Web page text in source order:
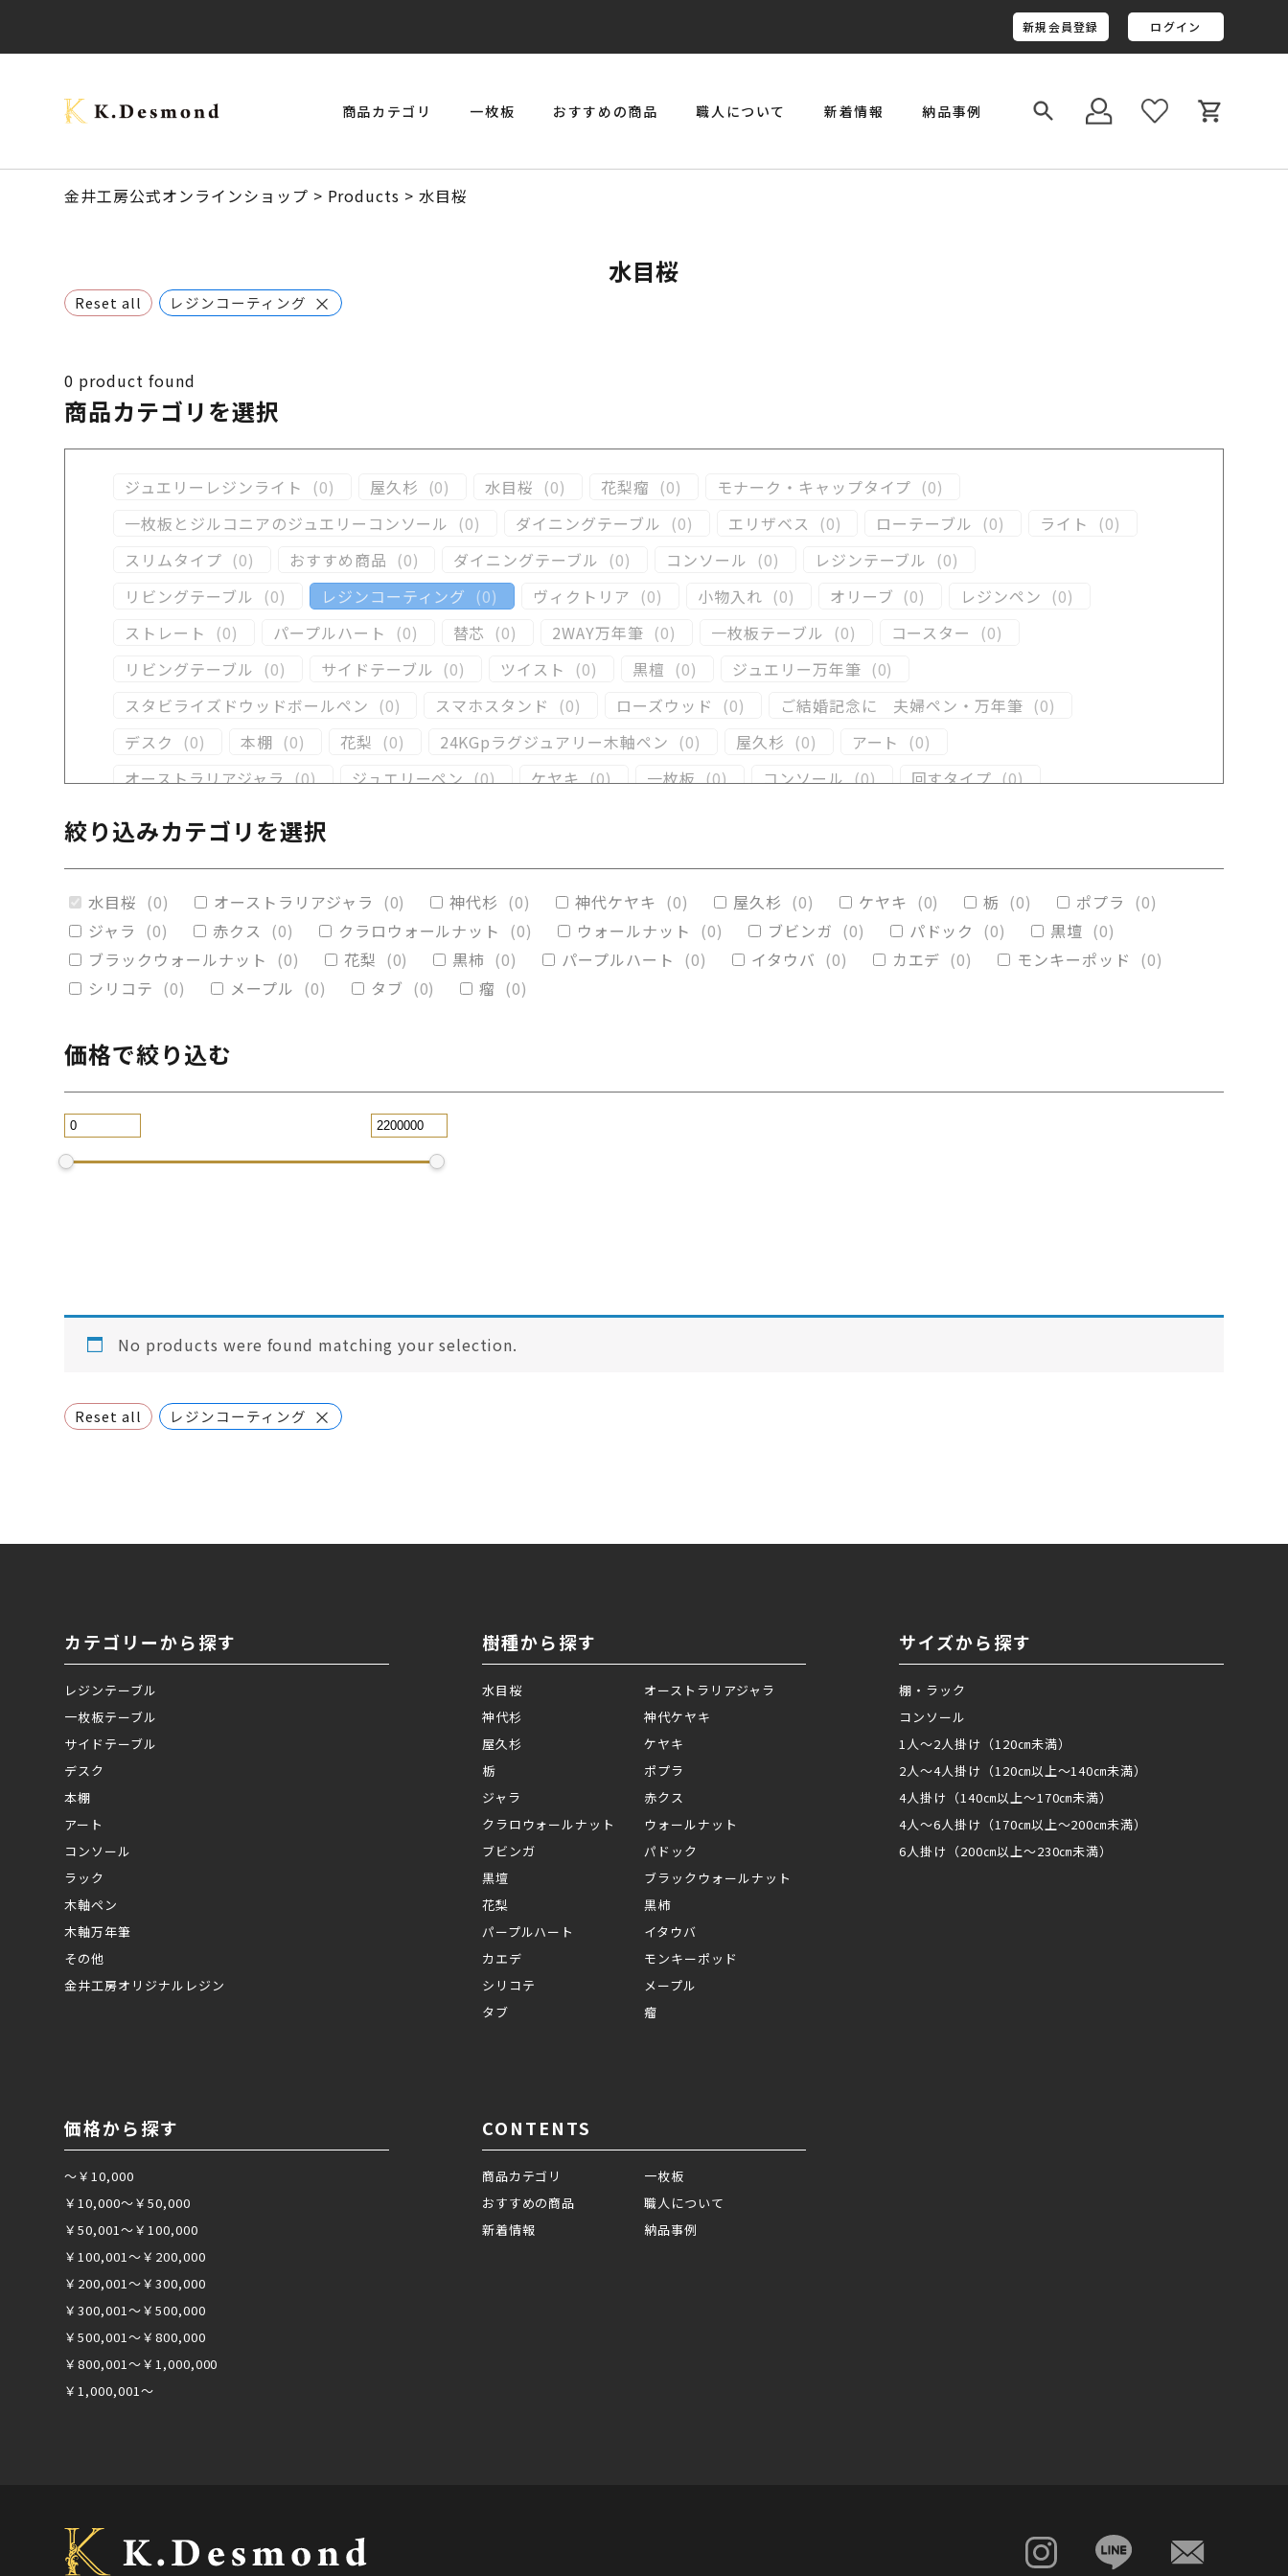
新規会員登録 ログイン
商品カテゴリ 一枚板 おすすめの商品 職人について 新着情報 納品事例
金井工房公式オンラインショップ > Products >水目桜
水目桜
Reset all レジンコーティング ×
0 product found
商品カテゴリを選択
ジュエリーレジンライト (0) 屋久杉 (0) 水目桜 (0) 花梨瘤 (0) モナーク・キャップタイプ (0)
一枚板とジルコニアのジュエリーコンソール (0) ダイニングテーブル (0) エリザベス (0) ローテーブル (0) ライト (0)
スリムタイプ (0) おすすめ商品 (0) ダイニングテーブル (0) コンソール (0) レジンテーブル (0)
リビングテーブル (0) レジンコーティング (0) ヴィクトリア (0) 小物入れ (0) オリーブ (0) レジンペン (0)
ストレート
(0) パープルハート (0) 替芯 (0) 2WAY万年筆 (0) 一枚板テーブル (0) コースター (0)
リビングテーブル (0) サイドテーブル (0) ツイスト (0) 黒檀 (0) ジュエリー万年筆 (0)
スタビライズドウッドボールペン (0) スマホスタンド (0) ローズウッド (0) ご結婚記念に 夫婦ペン・万年筆 (0)
デスク
(0) 本棚 (0) 花梨 (0) 24KGpラグジュアリー木軸ペン (0) 屋久杉 (0) アート (0)
オーストラリアジャラ (0) ジュエリーペン (0) ケヤキ (0) 一枚板 (0) コンソール (0) 回すタイプ (0)
クラロウォールナット
0
ブラックウォールナット
(0) カイヅカイブキ ) モンキーポッド (0 楠木 (0)
絞り込みカテゴリを選択
水目桜 (0) オーストラリアジャラ (0) 神代杉 (0) 神代ケヤキ (0) 屋久杉 (0) ケヤキ (0) 栃 (0) ポプラ (0)
ジャラ (0) 赤クス (0) クラロウォールナット (0) ウォールナット (0) ブビンガ (0) パドック (0) 黒壇 (0)
ブラックウォールナット (0) 花梨 (0) 黒柿 (0) パープルハート (0) イタウバ (0) カエデ (0) モンキーポッド (0)
シリコテ (0) メープル (0) タブ (0) 瘤 (0)
価格で絞り込む
No products were found matching your selection.
Reset all レジンコーティング ×
カテゴリーから探す
レジンテーブル
一枚板テーブル
サイドテーブル
デスク
本棚
アート
コンソール
ラック
木軸ペン
木軸万年筆
その他
金井工房オリジナルレジン
樹種から探す
水目桜
オーストラリアジャラ
神代杉
神代ケヤキ
屋久杉
ケヤキ
栃
ポプラ
ジャラ
赤クス
クラロウォールナット
ウォールナット
ブビンガ
パドック
黒壇
ブラックウォールナット
花梨
黒柿
パープルハート
イタウバ
カエデ
モンキーポッド
シリコテ
メープル
タブ
瘤
サイズから探す
棚・ラック
コンソール
1人～2人掛け（120㎝未満）
2人～4人掛け（120㎝以上～140㎝未満）
4人掛け（140㎝以上～170㎝未満）
4人～6人掛け（170㎝以上～200㎝未満）
6人掛け（200㎝以上～230㎝未満）
価格から探す
～￥10,000
￥10,000～￥50,000
￥50,001～￥100,000
￥100,001～￥200,000
￥200,001～￥300,000
￥300,001～￥500,000
￥500,001～￥800,000
￥800,001～￥1,000,000
￥1,000,001～
CONTENTS
商品カテゴリ
一枚板
おすすめの商品
職人について
新着情報
納品事例